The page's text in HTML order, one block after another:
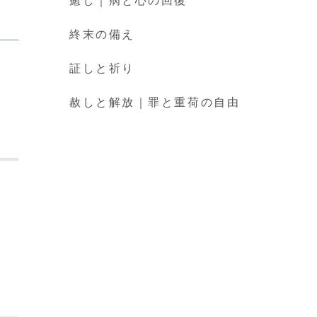
終末の備え
証しと祈り
赦しと解放｜罪と重荷の自由